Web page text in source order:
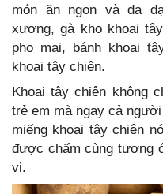
món ăn ngon và đa
xương, gà kho khoai
pho mai, bánh khoai
khoai tây chiên.
Khoai tây chiên không
trẻ em mà ngay cả
miếng khoai tây chiên
được chấm cùng tương
vị.